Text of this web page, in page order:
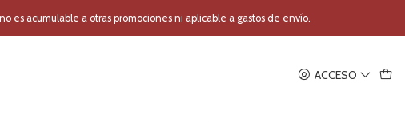
ACCESO
es acumulable a otras promociones ni aplicable a gastos de envío.
de Conferencia con Cable SKP PRO-7K
de Conferencia con Cable SKP